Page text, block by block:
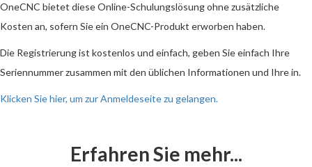
OneCNC bietet diese Online-Schulungslösung ohne zusätzliche
Kosten an, sofern Sie ein OneCNC-Produkt erworben haben.
Die Registrierung ist kostenlos und einfach, geben Sie einfach Ihre
Seriennummer zusammen mit den üblichen Informationen und Ihre in.
Klicken Sie hier, um zur Anmeldeseite zu gelangen.
Erfahren Sie mehr...